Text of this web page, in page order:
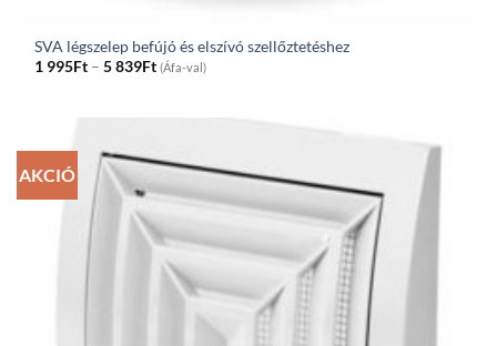
SVA légszelep befújó és elszívó szellőztetéshez
1 995Ft – 5 839FtPrice
range:
(Áfa-val)
AKCIÓ